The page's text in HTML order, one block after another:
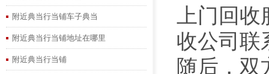
附近典当行当铺车子典当
附近典当行当铺地址在哪里
附近典当行当铺
上门回
收公司联
随后，双